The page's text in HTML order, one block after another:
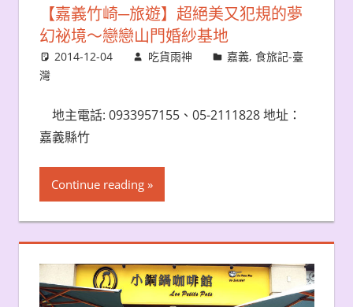
【嘉義竹崎─旅遊】超絕美又犯規的夢
幻祕境～戀戀山門婚紗基地
2014-12-04 吃貨雨神 嘉義,食旅記-臺
灣
地主電話: 0933957155、05-2111828 地址：
嘉義縣竹
Continue reading